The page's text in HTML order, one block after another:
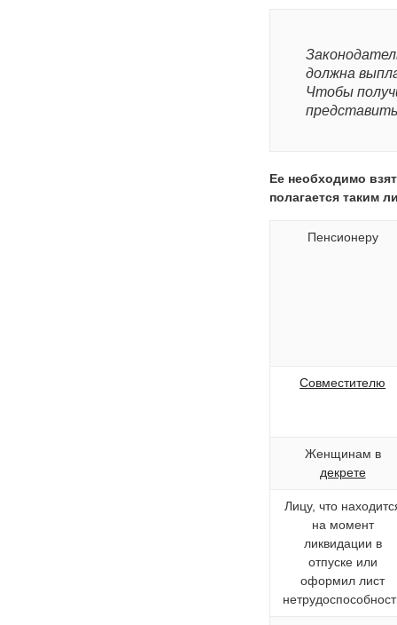
должна
Чтобы
Ее необходимо
полагается таким
Пенсионеру
Совместителю
Женщинам в
декрете
Лицу, что
на момент
ликвидации в
отпуске или
оформил лист